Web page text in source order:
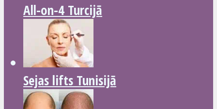
All-on-4 Turcijā
Sejas lifts Tunisijā